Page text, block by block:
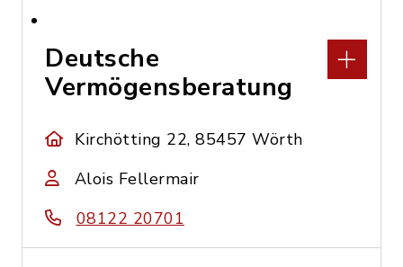
Deutsche
Vermögensberatung
Kirchötting 22, 85457 Wörth
Alois Fellermair
08122 20701